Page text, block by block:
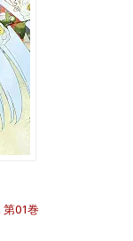
第01巻